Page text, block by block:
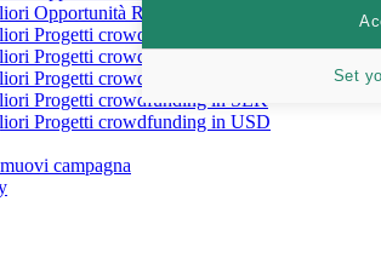
Opportunità Reward crowdfunding
Progetti crowdfunding in CHF
Progetti crowdfunding in EUR
Progetti crowdfunding in GBP
Progetti crowdfunding in SEK
Progetti crowdfunding in USD
campagna
Set